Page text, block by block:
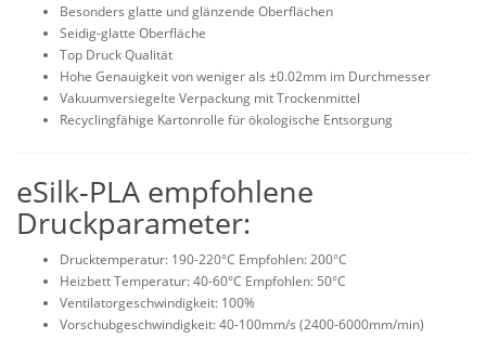
Besonders glatte und glänzende Oberflächen
Seidig-glatte Oberfläche
Top Druck Qualität
Hohe Genauigkeit von weniger als ±0.02mm im Durchmesser
Vakuumversiegelte Verpackung mit Trockenmittel
Recyclingfähige Kartonrolle für ökologische Entsorgung
eSilk-PLA empfohlene
Druckparameter:
Drucktemperatur: 190-220°C Empfohlen: 200°C
Heizbett Temperatur: 40-60°C Empfohlen: 50°C
Ventilatorgeschwindigkeit: 100%
Vorschubgeschwindigkeit: 40-100mm/s (2400-6000mm/min)